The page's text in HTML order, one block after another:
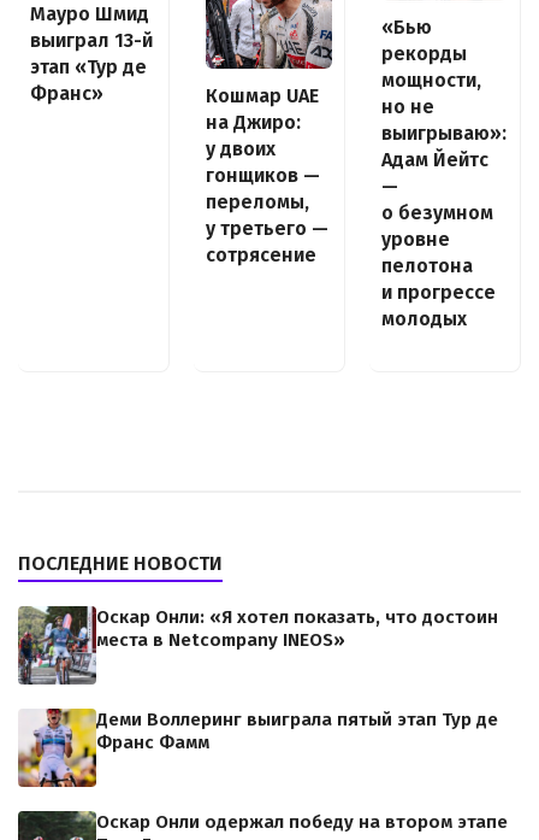
Мауро Шмид
выиграл 13-й
этап «Тур де
Франс»
Кошмар UAE
на Джиро:
у двоих
гонщиков —
переломы,
у третьего —
сотрясение
«Бью
рекорды
мощности,
но не
выигрываю»:
Адам Йейтс
—
о безумном
уровне
пелотона
и прогрессе
молодых
ПОСЛЕДНИЕ НОВОСТИ
Оскар Онли: «Я хотел показать, что достоин
места в Netcompany INEOS»
Деми Воллеринг выиграла пятый этап Тур де
Франс Фамм
Оскар Онли одержал победу на втором этапе